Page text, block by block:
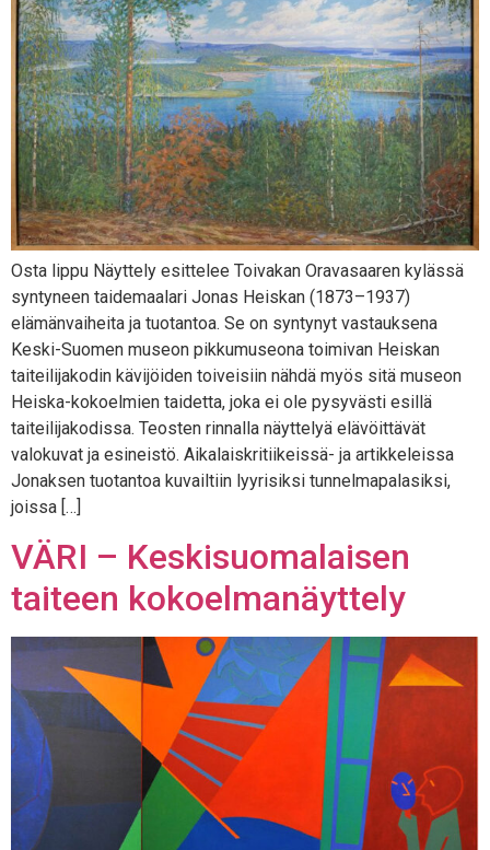
Osta lippu Näyttely esittelee Toivakan Oravasaaren kylässä
syntyneen taidemaalari Jonas Heiskan (1873–1937)
elämänvaiheita ja tuotantoa. Se on syntynyt vastauksena
Keski-Suomen museon pikkumuseona toimivan Heiskan
taiteilijakodin kävijöiden toiveisiin nähdä myös sitä museon
Heiska-kokoelmien taidetta, joka ei ole pysyvästi esillä
taiteilijakodissa. Teosten rinnalla näyttelyä elävöittävät
valokuvat ja esineistö. Aikalaiskritiikeissä- ja artikkeleissa
Jonaksen tuotantoa kuvailtiin lyyrisiksi tunnelmapalasiksi,
joissa […]
VÄRI – Keskisuomalaisen
taiteen kokoelmanäyttely